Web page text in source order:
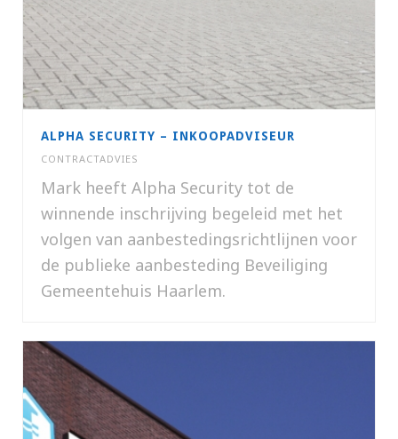
ALPHA SECURITY – INKOOPADVISEUR
CONTRACTADVIES
Mark heeft Alpha Security tot de
winnende inschrijving begeleid met het
volgen van aanbestedingsrichtlijnen voor
de publieke aanbesteding Beveiliging
Gemeentehuis Haarlem.